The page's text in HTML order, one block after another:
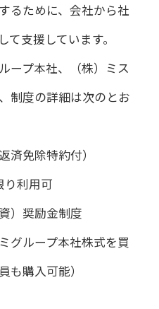
るために、会社から社
支援しています。
ープ本社、（株）ミス
制度の詳細は次のとお
済免除特約付）
り利用可
）奨励金制度
グループ本社株式を買
も購入可能）